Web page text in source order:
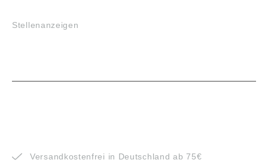
Stellenanzeigen
Versandkostenfrei in Deutschland ab 75€